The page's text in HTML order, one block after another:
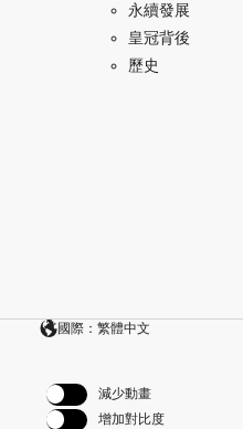
永續發展
皇冠背後
歷史
國際：繁體中文
減少動畫
增加對比度